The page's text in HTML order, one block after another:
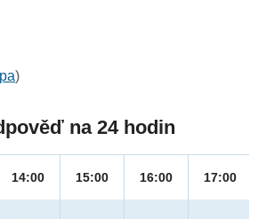
)
na 24 hodin
14:00 15:00 16:00 17:00